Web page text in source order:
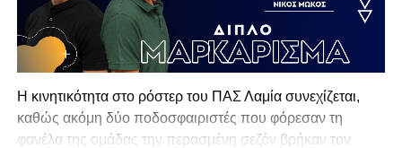
Η κινητικότητα στο ρόστερ του ΠΑΣ Λαμία συνεχίζεται,
καθώς ακόμη δύο ποδοσφαιριστές που φόρεσαν τη
φανέλα της ομάδας την περασμένη σεζόν βρήκαν τον